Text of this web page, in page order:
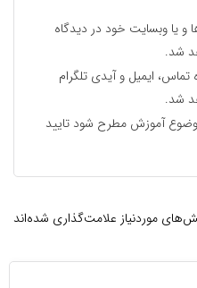
و یا وبسایت خود در دیدگاه
شد.
تماس، ایمیل و آیدی تلگرام
شد.
آموزش مطرح شود تایید
موردنیاز علامت‌گذاری شده‌اند